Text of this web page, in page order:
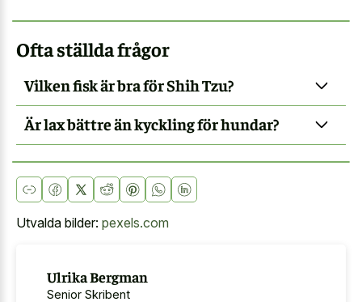
Ofta ställda frågor
Vilken fisk är bra för Shih Tzu?
Är lax bättre än kyckling för hundar?
Utvalda bilder: pexels.com
Ulrika Bergman
Senior Skribent